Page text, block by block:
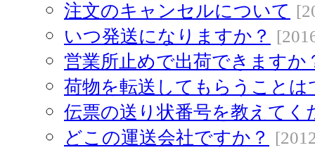
注文のキャンセルについて
いつ発送になりますか？
営業所止めで出荷できますか
荷物を転送してもらうことは
伝票の送り状番号を教えてく
どこの運送会社ですか？